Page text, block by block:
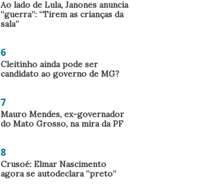
Ao lado de Lula, Janones anuncia
“guerra”: “Tirem as crianças da
sala”
6
Cleitinho ainda pode ser
candidato ao governo de MG?
7
Mauro Mendes, ex-governador
do Mato Grosso, na mira da PF
8
Crusoé: Elmar Nascimento
agora se autodeclara “preto”